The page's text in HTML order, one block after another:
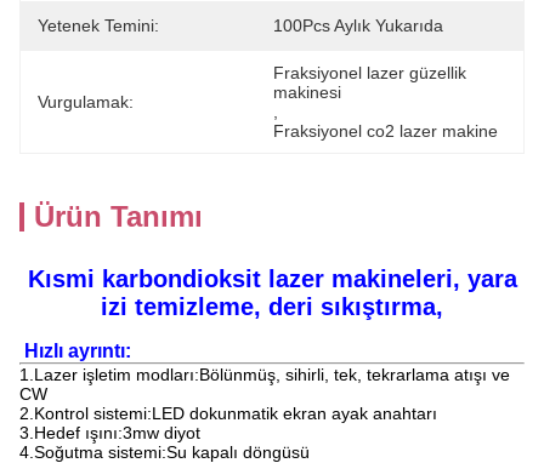
Yetenek Temini: 100Pcs Aylık Yukarıda
Vurgulamak:
Fraksiyonel lazer güzellik
makinesi
Fraksiyonel co2 lazer makine
Ürün Tanımı
Kısmi karbondioksit lazer makineleri, yara
izi temizleme, deri sıkıştırma,
Hızlı ayrıntı:
1. Lazer işletim modları:Bölünmüş, sihirli, tek, tekrarlama atışı ve
CW
2. Kontrol sistemi:LED dokunmatik ekran ayak anahtarı
3. Hedef ışını:3mw diyot
4. Soğutma sistemi:Su kapalı döngüsü